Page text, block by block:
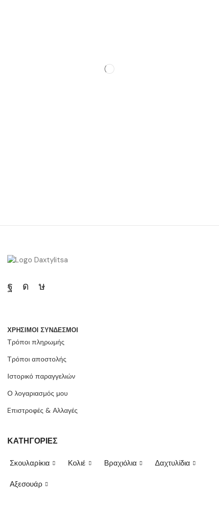
ΧΡΗΣΙΜΟΙ ΣΥΝΔΕΣΜΟΙ
Τρόποι πληρωμής
Τρόποι αποστολής
Ιστορικό παραγγελιών
Ο λογαριασμός μου
Eπιστροφές & Αλλαγές
ΚΑΤΗΓΟΡΙΕΣ
Σκουλαρίκια Κολιέ Βραχιόλια Δαχτυλίδια
Αξεσουάρ